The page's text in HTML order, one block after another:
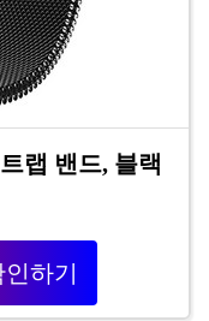
랩 밴드, 블랙
하기